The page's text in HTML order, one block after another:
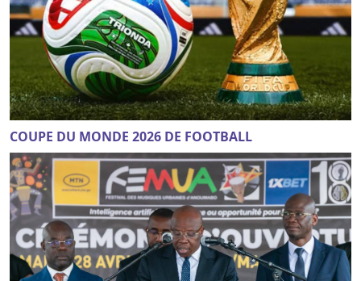
COUPE DU MONDE 2026 DE FOOTBALL